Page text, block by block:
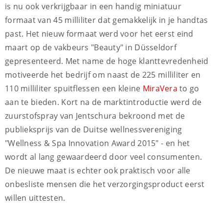
is nu ook verkrijgbaar in een handig miniatuur
formaat van 45 milliliter dat gemakkelijk in je handtas
past. Het nieuw formaat werd voor het eerst eind
maart op de vakbeurs "Beauty" in Düsseldorf
gepresenteerd. Met name de hoge klanttevredenheid
motiveerde het bedrijf om naast de 225 milliliter en
110 milliliter spuitflessen een kleine MiraVera to go
aan te bieden. Kort na de marktintroductie werd de
zuurstofspray van Jentschura bekroond met de
publieksprijs van de Duitse wellnessvereniging
"Wellness & Spa Innovation Award 2015" - en het
wordt al lang gewaardeerd door veel consumenten.
De nieuwe maat is echter ook praktisch voor alle
onbesliste mensen die het verzorgingsproduct eerst
willen uittesten.